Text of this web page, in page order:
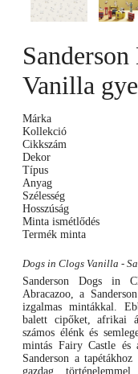
Vanilla
Márka
Kollekció
Cikkszám
Dekor
Típus
Anyag
Szélesség
Hosszúság
Minta ismétlődés
Termék minta
Dogs in Clogs Vanilla -
Sanderson Dogs in
Abracazoo, a
izgalmas mintákkal.
balett cipőket, afrikai
számos élénk és
mintás Fairy Castle és
Sanderson a
gazdag